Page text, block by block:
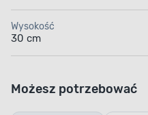
Wysokość
30 cm
Możesz potrzebować